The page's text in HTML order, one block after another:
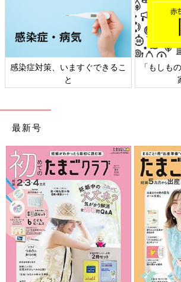
感染症対策、いますぐできるこ
と
「もしも
最新号